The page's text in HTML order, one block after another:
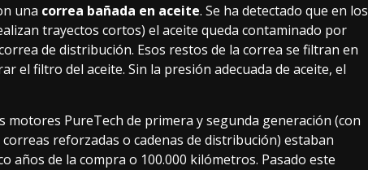
una correa bañada en aceite. Se ha detectado que en los
trayectos cortos) el aceite queda contaminado por
de distribución. Esos restos de la correa se filtran en
el filtro del aceite. Sin la presión adecuada de aceite, el
motores PureTech de primera y segunda generación (con
reforzadas o cadenas de distribución) estaban
de la compra o 100.000 kilómetros. Pasado este